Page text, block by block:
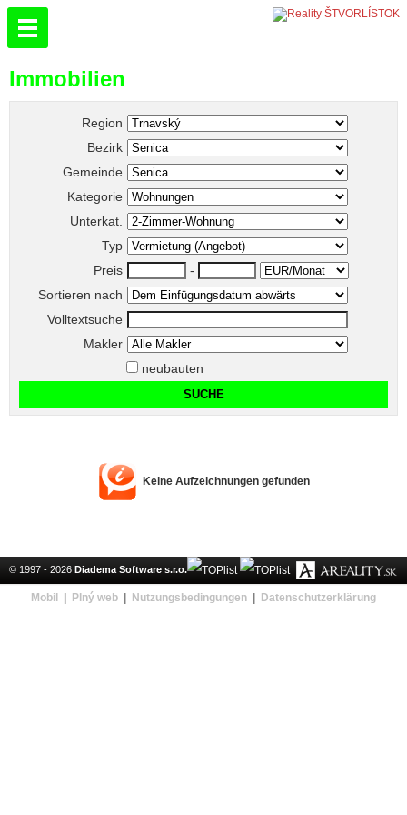
Immobilien
Region
Bezirk
Gemeinde
Kategorie
Unterkat.
Typ
Preis
-
Sortieren nach
Volltextsuche
Makler
neubauten
Keine Aufzeichnungen gefunden
© 1997 - 2026 Diadema Software s.r.o.
Mobil Plný web Nutzungsbedingungen Datenschutzerklärung